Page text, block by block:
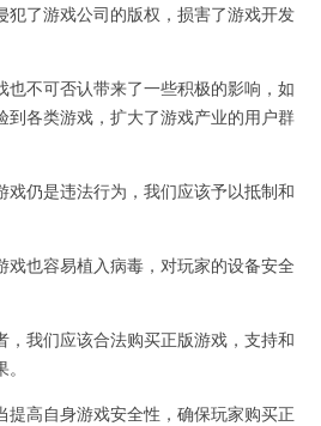
了游戏公司的版权，损害了游戏开发
不可否认带来了一些积极的影响，如
到各类游戏，扩大了游戏产业的用户群
仍是违法行为，我们应该予以抵制和
也容易植入病毒，对玩家的设备安全
我们应该合法购买正版游戏，支持和
高自身游戏安全性，确保玩家购买正